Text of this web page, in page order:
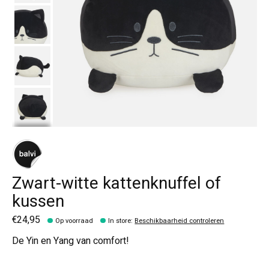
Zwart-witte kattenknuffel of
kussen
€24,95 Op voorraad In store:Beschikbaarheid controleren
De Yin en Yang van comfort!